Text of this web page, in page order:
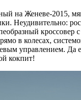
на Женеве-2015,
Неудивительно:
кроссовер
в колесах,
управлением. Да
кокпит!